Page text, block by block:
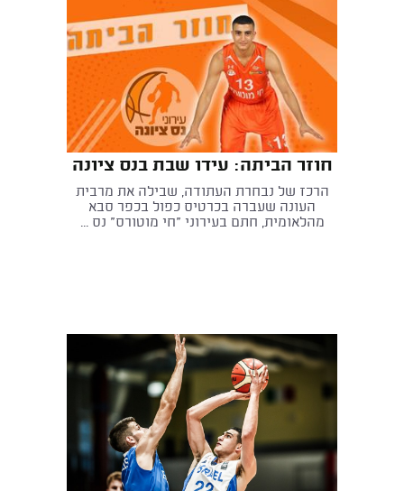
חוזר הביתה: עידו שבת בנס ציונה
הרכז של נבחרת העתודה, שבילה את מרבית
העונה שעברה בכרטיס כפול בכפר סבא
מהלאומית, חתם בעירוני "חי מוטורס" נס ...